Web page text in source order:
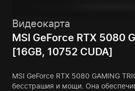
Видеокарта
MSI GeForce RTX 5080
[16GB, 10752 CUDA]
MSI GeForce RTX 5080 GAMING
бесстрашия и мощи. Она